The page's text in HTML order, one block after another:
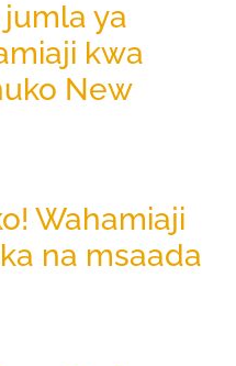
ya
kwa
New
Wahamiaji
na msaada